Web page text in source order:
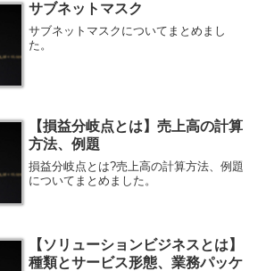
サブネットマスク
サブネットマスクについてまとめまし
た。
【損益分岐点とは】売上高の計算
方法、例題
損益分岐点とは?売上高の計算方法、例題
についてまとめました。
【ソリューションビジネスとは】
種類とサービス形態、業務パッケ